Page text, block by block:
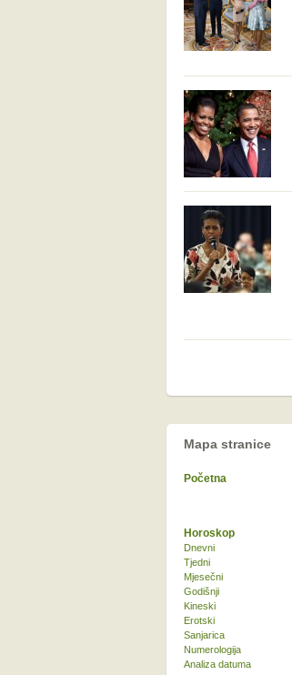
Mapa stranice
Početna
Horoskop
Dnevni
Tjedni
Mjesečni
Godišnji
Kineski
Erotski
Sanjarica
Numerologija
Analiza datuma